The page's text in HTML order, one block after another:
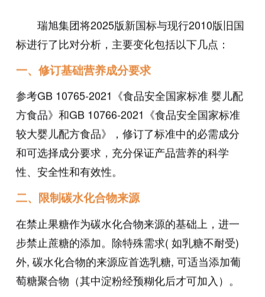
瑞旭集团将2025版新国标与现行2010版旧国
标进行了比对分析，主要变化包括以下几点：
一、修订基础营养成分要求
参考GB 10765-2021《食品安全国家标准 婴儿配
方食品》和GB 10766-2021《食品安全国家标准
较大婴儿配方食品》，修订了标准中的必需成分
和可选择成分要求，充分保证产品营养的科学
性、安全性和有效性。
二、限制碳水化合物来源
在禁止果糖作为碳水化合物来源的基础上，进一
步禁止蔗糖的添加。除特殊需求( 如乳糖不耐受)
外, 碳水化合物的来源应首选乳糖, 可适当添加葡
萄糖聚合物（其中淀粉经预糊化后才可加入）。